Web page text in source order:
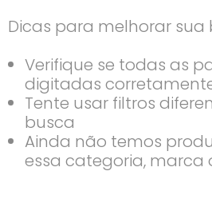
Dicas para melhorar sua
Verifique se todas as
digitadas
Tente usar filtros
busca
Ainda não temos
essa categoria, marca